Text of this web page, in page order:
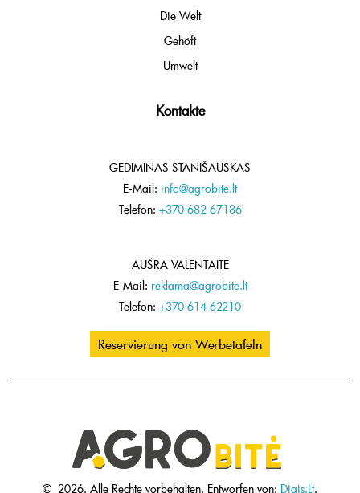
Die Welt
Gehöft
Umwelt
Kontakte
GEDIMINAS STANIŠAUSKAS
E-Mail: info@agrobite.lt
Telefon: +370 682 67186
AUŠRA VALENTAITĖ
E-Mail: reklama@agrobite.lt
Telefon: +370 614 62210
Reservierung von Werbetafeln
© 2026. Alle Rechte vorbehalten. Entworfen von: Digis.Lt.